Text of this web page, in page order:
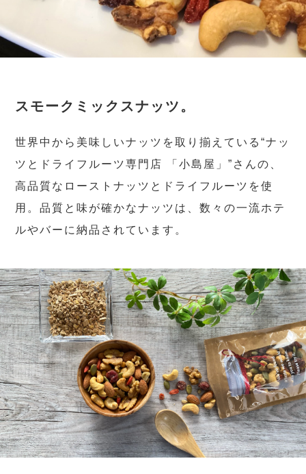
スモークミックスナッツ。
世界中から美味しいナッツを取り揃えている“ナッ
ツとドライフルーツ専門店 「小島屋」”さんの、
高品質なローストナッツとドライフルーツを使
用。品質と味が確かなナッツは、数々の一流ホテ
ルやバーに納品されています。